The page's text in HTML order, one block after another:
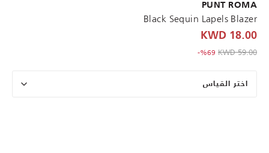
PUNT ROMA
Black Sequin Lapels Blazer
18.00 KWD
Price reduced from
59.00 KWD
to 18.00 KWD
%69-
اختر القياس